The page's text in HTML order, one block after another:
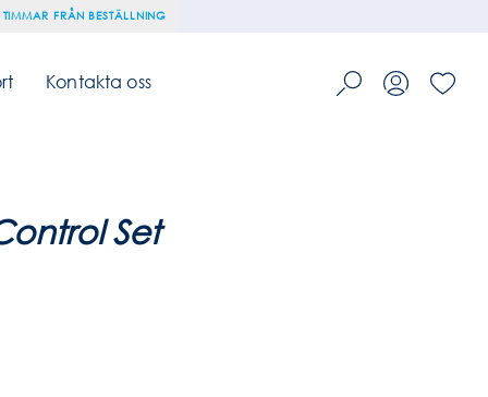
FRÅN BESTÄLLNING
Kontakta oss
Set